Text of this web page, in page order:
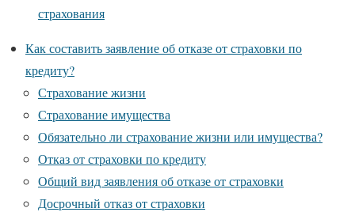
страхования
Как составить заявление об отказе от страховки по
кредиту?
Страхование жизни
Страхование имущества
Обязательно ли страхование жизни или имущества?
Отказ от страховки по кредиту
Общий вид заявления об отказе от страховки
Досрочный отказ от страховки